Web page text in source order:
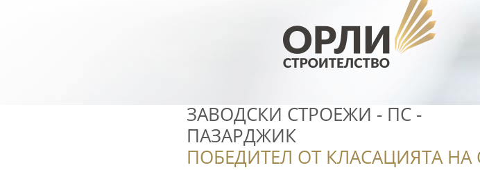
ЗАВОДСКИ СТРОЕЖИ - ПС -
ПАЗАРДЖИК
ПОБЕДИТЕЛ ОТ КЛАСАЦИЯТА НА